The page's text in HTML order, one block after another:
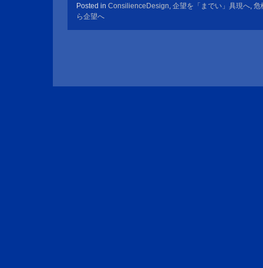
Posted in ConsilienceDesign, 企望を「までい」具現へ, 危
ら企望へ